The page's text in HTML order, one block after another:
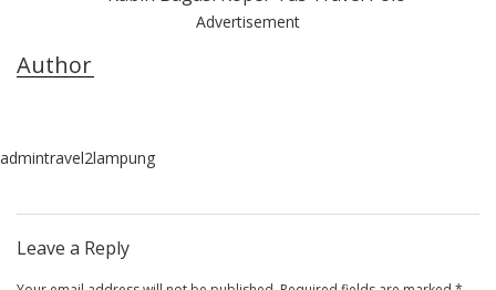
Advertisement
Author
admintravel2lampung
Leave a Reply